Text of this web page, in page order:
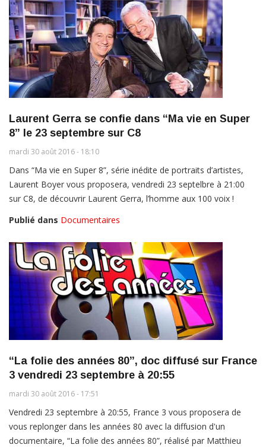
Laurent Gerra se confie dans “Ma vie en Super
8” le 23 septembre sur C8
mardi 30 août 2016 - 18:10
Dans “Ma vie en Super 8”, série inédite de portraits d’artistes,
Laurent Boyer vous proposera, vendredi 23 septelbre à 21:00
sur C8, de découvrir Laurent Gerra, l’homme aux 100 voix !
Publié dans Documentaires
“La folie des années 80”, doc diffusé sur France
3 vendredi 23 septembre à 20:55
mardi 30 août 2016 - 17:51
Vendredi 23 septembre à 20:55, France 3 vous proposera de
vous replonger dans les années 80 avec la diffusion d'un
documentaire, “La folie des années 80”, réalisé par Matthieu